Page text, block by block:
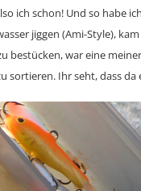
ich schon! Und so habe
jiggen (Ami-Style),
bestücken, war eine
sortieren. Ihr seht, dass